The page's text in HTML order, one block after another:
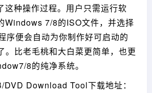
这种操作过程。用户只需运行软
Windows 7/8的ISO文件，并选择
序便会自动为你制作好可启动的
。比老毛桃和大白菜更简单，也更
8的纯净系统。
Download Tool下载地址：